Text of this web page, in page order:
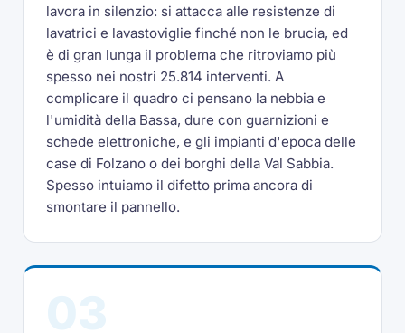
lavora in silenzio: si attacca alle resistenze di
lavatrici e lavastoviglie finché non le brucia, ed
è di gran lunga il problema che ritroviamo più
spesso nei nostri 25.814 interventi. A
complicare il quadro ci pensano la nebbia e
l'umidità della Bassa, dure con guarnizioni e
schede elettroniche, e gli impianti d'epoca delle
case di Folzano o dei borghi della Val Sabbia.
Spesso intuiamo il difetto prima ancora di
smontare il pannello.